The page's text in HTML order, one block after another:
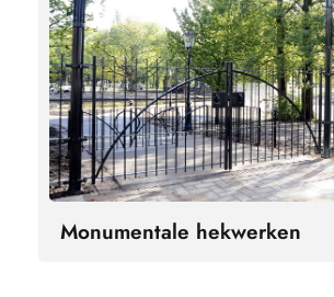
Monumentale hekwerken